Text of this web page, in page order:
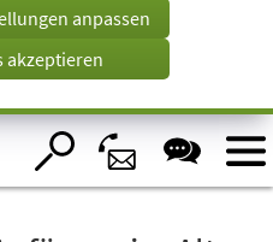
anpassen
akzeptieren